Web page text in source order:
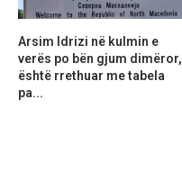
Arsim Idrizi në kulmin e
verës po bën gjum dimëror,
është rrethuar me tabela
pa...